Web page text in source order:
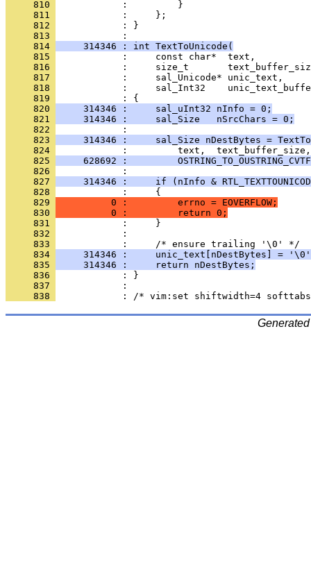
     810
     811
     812
            : }
     813
     814
     314346 : int TextToUnicode(
     815
     816
     817
     818
     819
     820
     314346 :     sal_uInt32 nInfo = 0;
     821
     314346 :     sal_Size   nSrcChars = 0;
     822
     823
314346 :     sal_Size nDestBytes =
     824
     825
628692 :
     826
     827
314346 :     if (nInfo &
     828
     829
          0 :         errno = EOVERFLOW;
     830
          0 :         return 0;
     831
     832
     833
     834
314346 :     unic_text[nDestBytes] =
     835
     314346 :     return nDestBytes;
     836
     837
     838